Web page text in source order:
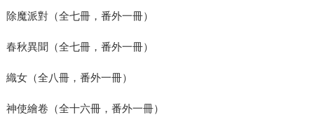
除魔派對（全七冊，番外一冊）
春秋異聞（全七冊，番外一冊）
織女（全八冊，番外一冊）
神使繪卷（全十六冊，番外一冊）